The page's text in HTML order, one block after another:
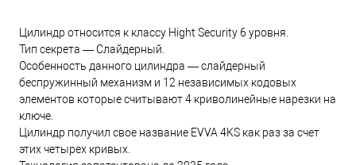
Цилиндр относится к классу Hight Security 6 уровня.
Тип секрета — Слайдерный.
Особенность данного цилиндра — слайдерный
беспружинный механизм и 12 независимых кодовых
элементов которые считывают 4 криволинейные нарезки на
ключе.
Цилиндр получил свое название EVVA 4KS как раз за счет
этих четырех кривых.